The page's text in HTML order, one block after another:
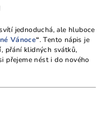
jednoduchá, ale hluboce
Vánoce“. Tento nápis je
, přání klidných svátků,
přejeme nést i do nového